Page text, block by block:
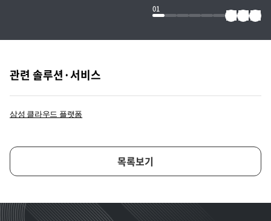
01
관련 솔루션·서비스
삼성 클라우드 플랫폼
목록보기